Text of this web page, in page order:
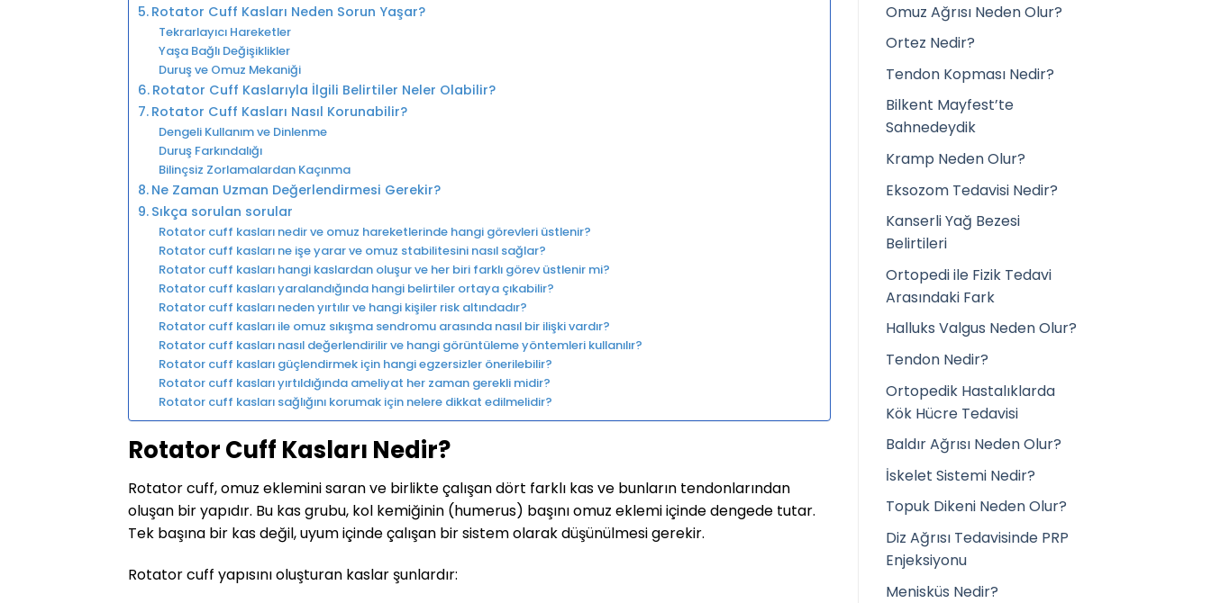
Rotator Cuff Kasları Neden Sorun Yaşar?
Tekrarlayıcı Hareketler
Yaşa Bağlı Değişiklikler
Duruş ve Omuz Mekaniği
Rotator Cuff Kaslarıyla İlgili Belirtiler Neler Olabilir?
Rotator Cuff Kasları Nasıl Korunabilir?
Dengeli Kullanım ve Dinlenme
Duruş Farkındalığı
Bilinçsiz Zorlamalardan Kaçınma
Ne Zaman Uzman Değerlendirmesi Gerekir?
Sıkça sorulan sorular
Rotator cuff kasları nedir ve omuz hareketlerinde hangi görevleri üstlenir?
Rotator cuff kasları ne işe yarar ve omuz stabilitesini nasıl sağlar?
Rotator cuff kasları hangi kaslardan oluşur ve her biri farklı görev üstlenir mi?
Rotator cuff kasları yaralandığında hangi belirtiler ortaya çıkabilir?
Rotator cuff kasları neden yırtılır ve hangi kişiler risk altındadır?
Rotator cuff kasları ile omuz sıkışma sendromu arasında nasıl bir ilişki vardır?
Rotator cuff kasları nasıl değerlendirilir ve hangi görüntüleme yöntemleri kullanılır?
Rotator cuff kasları güçlendirmek için hangi egzersizler önerilebilir?
Rotator cuff kasları yırtıldığında ameliyat her zaman gerekli midir?
Rotator cuff kasları sağlığını korumak için nelere dikkat edilmelidir?
Rotator Cuff Kasları Nedir?
Rotator cuff, omuz eklemini saran ve birlikte çalışan dört farklı kas ve bunların tendonlarından
oluşan bir yapıdır. Bu kas grubu, kol kemiğinin (humerus) başını omuz eklemi içinde dengede tutar.
Tek başına bir kas değil, uyum içinde çalışan bir sistem olarak düşünülmesi gerekir.
Rotator cuff yapısını oluşturan kaslar şunlardır:
Omuz Ağrısı Neden Olur?
Ortez Nedir?
Tendon Kopması Nedir?
Bilkent Mayfest’te
Sahnedeydik
Kramp Neden Olur?
Eksozom Tedavisi Nedir?
Kanserli Yağ Bezesi
Belirtileri
Ortopedi ile Fizik Tedavi
Arasındaki Fark
Halluks Valgus Neden Olur?
Tendon Nedir?
Ortopedik Hastalıklarda
Kök Hücre Tedavisi
Baldır Ağrısı Neden Olur?
İskelet Sistemi Nedir?
Topuk Dikeni Neden Olur?
Diz Ağrısı Tedavisinde PRP
Enjeksiyonu
Menisküs Nedir?